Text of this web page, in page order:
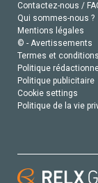
Contactez-nous /
Qui sommes-nous ?
Mentions légales
© - Avertissements
Termes et
Politique
Politique publicitaire
Cookie settings
Politique de la vie